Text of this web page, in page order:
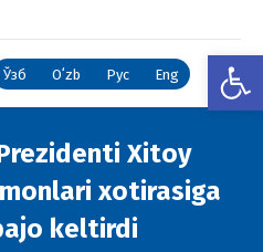
Ўзб Oʻzb Рус Eng
Xitoy
xotirasiga
keltirdi